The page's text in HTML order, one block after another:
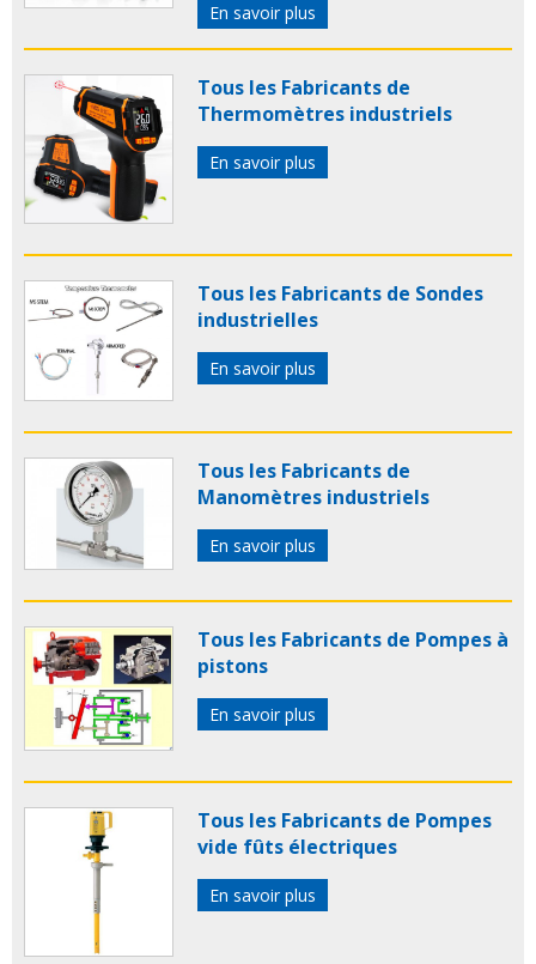
En savoir plus
Tous les Fabricants de
Thermomètres industriels
En savoir plus
Tous les Fabricants de Sondes
industrielles
En savoir plus
Tous les Fabricants de
Manomètres industriels
En savoir plus
Tous les Fabricants de Pompes à
pistons
En savoir plus
Tous les Fabricants de Pompes
vide fûts électriques
En savoir plus